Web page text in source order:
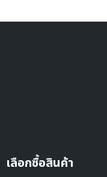
เลือกซื้อสินค้า